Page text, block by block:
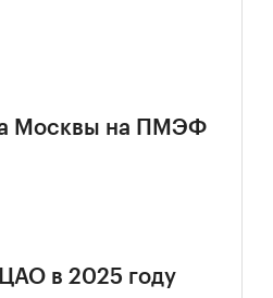
Москвы на ПМЭФ
в 2025 году